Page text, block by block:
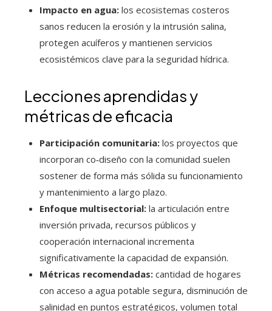
Impacto en agua: los ecosistemas costeros
sanos reducen la erosión y la intrusión salina,
protegen acuíferos y mantienen servicios
ecosistémicos clave para la seguridad hídrica.
Lecciones aprendidas y
métricas de eficacia
Participación comunitaria: los proyectos que
incorporan co‑diseño con la comunidad suelen
sostener de forma más sólida su funcionamiento
y mantenimiento a largo plazo.
Enfoque multisectorial: la articulación entre
inversión privada, recursos públicos y
cooperación internacional incrementa
significativamente la capacidad de expansión.
Métricas recomendadas: cantidad de hogares
con acceso a agua potable segura, disminución de
salinidad en puntos estratégicos, volumen total